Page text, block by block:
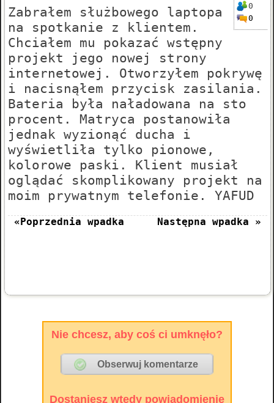
0
0
Zabrałem służbowego laptopa
na spotkanie z klientem.
Chciałem mu pokazać wstępny
projekt jego nowej strony
internetowej. Otworzyłem pokrywę
i nacisnąłem przycisk zasilania.
Bateria była naładowana na sto
procent. Matryca postanowiła
jednak wyzionąć ducha i
wyświetliła tylko pionowe,
kolorowe paski. Klient musiał
oglądać skomplikowany projekt na
moim prywatnym telefonie. YAFUD
«Poprzednia wpadka Następna wpadka »
Nie chcesz, aby coś ci umknęło?
Dostaniesz wtedy powiadomienie